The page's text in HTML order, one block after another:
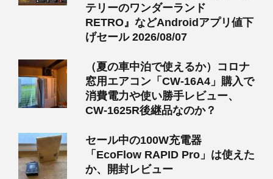
テリーのワンダーランド
RETRO』などAndroidアプリ値下
げセール 2026/08/07
（夏の車中泊で使えるか）コロナ
窓用エアコン「CW-16A4」購入で
消費電力や使い勝手レビュー、
CW-1625R後継品なのか？
セール中の100W充電器
「EcoFlow RAPID Pro」は使えた
か、開封レビュー